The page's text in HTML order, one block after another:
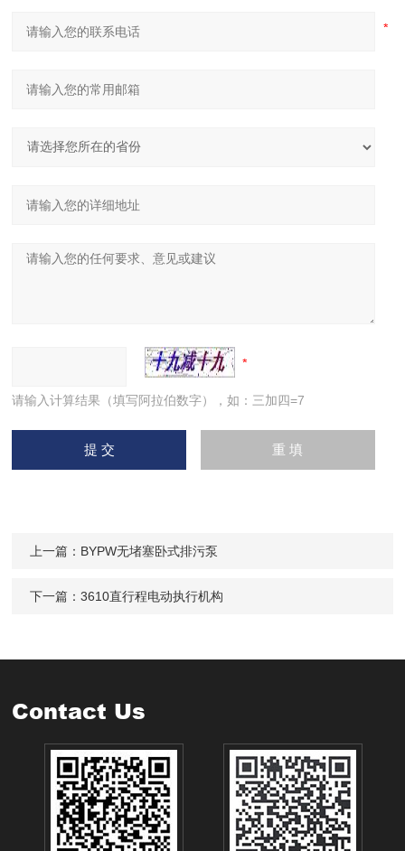
请输入计算结果（填写阿拉伯数字），如：三加四=7
上一篇： BYPW无堵塞卧式排污泵
下一篇：3610直行程电动执行机构
Contact Us